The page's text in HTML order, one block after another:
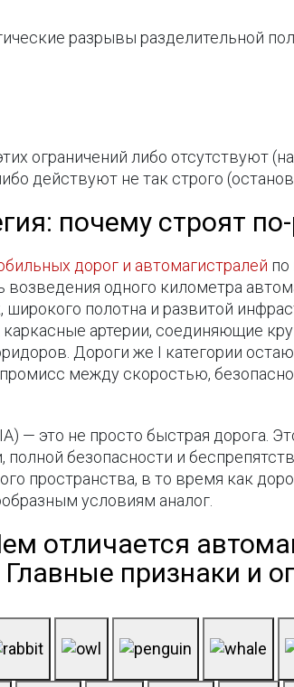
разрывы разделительной
ограничений либо отсутствуют
действуют не так строго
почему строят
дорог и автомагистралей по
одного километра
широкого полотна и развитой
каркасные артерии, соединяющие
Дороги же I категории
между скоростью,
— это не просто быстрая дорога.
полной безопасности и
пространства, в то время как
условиям аналог.
отличается
признаки и